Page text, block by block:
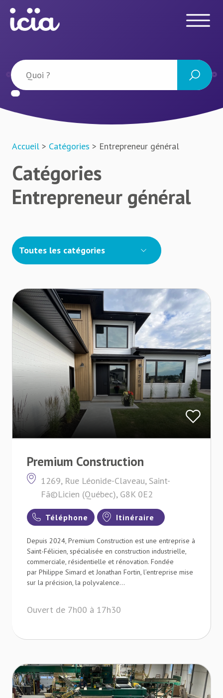
Accueil > Catégories > Entrepreneur général
Catégories
Entrepreneur général
Toutes les catégories
Premium Construction
1269, Rue Léonide-Claveau, Saint-
Fã©Licien (Québec), G8K 0E2
Téléphone Itinéraire
Depuis 2024, Premium Construction est une entreprise à
Saint-Félicien, spécialisée en construction industrielle,
commerciale, résidentielle et rénovation. Fondée
par Philippe Simard et Jonathan Fortin, l’entreprise mise
sur la précision, la polyvalence...
Ouvert de 7h00 à 17h30